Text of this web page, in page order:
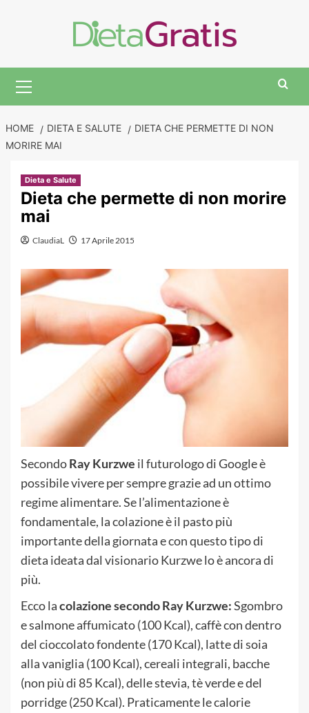
Menu
HOME DIETA E SALUTE
DIETA CHE PERMETTE DI NON
MORIRE MAI
Dieta e Salute
Dieta che permette di non morire
mai
ClaudiaL 17 Aprile 2015
SecondoRay Kurzwe il futurologo di Google è
possibile vivere per sempre grazie ad un ottimo
regime alimentare. Se l’alimentazione è
fondamentale, la colazione è il pasto più
importante della giornata e con questo tipo di
dieta ideata dal visionario Kurzwe lo è ancora di
più.
Ecco lacolazione secondo Ray Kurzwe:Sgombro
e salmone affumicato (100 Kcal), caffè con dentro
del cioccolato fondente (170 Kcal), latte di soia
alla vaniglia (100 Kcal), cereali integrali, bacche
(non più di 85 Kcal), delle stevia, tè verde e del
porridge (250 Kcal). Praticamente le calorie